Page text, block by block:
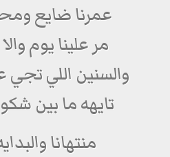
عمرنا ضايع
مر علينا يوم
والسنين اللي
تايهه ما بين
منتهانا